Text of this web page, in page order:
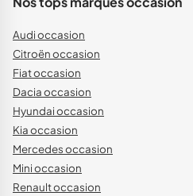
Audi occasion
Citroën occasion
Fiat occasion
Dacia occasion
Hyundai occasion
Kia occasion
Mercedes occasion
Mini occasion
Renault occasion